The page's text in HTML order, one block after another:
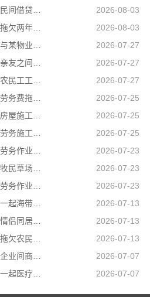
长沙追债公司成功调处一起民间借贷纠纷，高效化解当事人矛盾，上门化解小额民间借贷纠纷
2026-08-03
长沙收账公司成功调解一笔拖欠两年的工程款，乙公司与甲公司就300889元工程款纠纷达成分期付款协议
2026-08-03
长沙讨债公司成功调解夏某与某物业公司物业服务合同纠纷
2026-07-27
长沙收债公司成功化解一起亲友之间的民间借贷纠纷，用司法温情弥合裂痕，让濒临破碎的亲情重回温暖轨道
2026-07-27
长沙催账公司成功调解一起农民工工伤赔偿纠纷，承办法官坚持情理法相融，在兼顾企业经营困境的同时，全力保障受伤农民工合法权益
2026-07-27
长沙讨债公司成功调处一起劳务费拖欠纠纷，帮助两名务工群众全额追回拖欠薪资
2026-07-25
长沙催债公司成功调处一起房屋施工遗留安全隐患引发的邻里纠纷，通过法理宣讲、耐心疏导，让邻里矛盾就地化解、邻里温情再度升温
2026-07-25
长沙清账公司成功调处一起劳务施工人身损害赔偿纠纷，原本因误工补偿僵持不下的张某、李某二人，在司法所工作人员耐心疏导、法理释明下，自愿达成一次性赔偿协议，一场劳务矛盾顺利圆满化解
2026-07-25
长沙讨债公司成功调解一起劳务作业引发的人身损害赔偿纠纷，通过耐心细致调解，圆满化解双方矛盾
2026-07-23
长沙清债公司成功化解一起牧民草场边界邻里纠纷，有效避免矛盾升级
2026-07-23
长沙要账公司成功调解一起劳务作业引发的人身损害赔偿纠纷，通过耐心细致调解，圆满化解双方矛盾
2026-07-23
长沙讨债公司成功快速调解一起海带加工产品运输合同纠纷
2026-07-13
长沙要债公司成功调解一起情侣同居期间因感情不和引发的健康权纠纷，有效避免纠纷升级
2026-07-13
长沙讨账公司成功调处一批拖欠农民工工资纠纷，让农民工不打官司就把工资要回来
2026-07-13
长沙讨债公司成功调解一起企业间商事合同纠纷
2026-07-07
长沙追账公司成功化解的又一起医疗纠纷
2026-07-07